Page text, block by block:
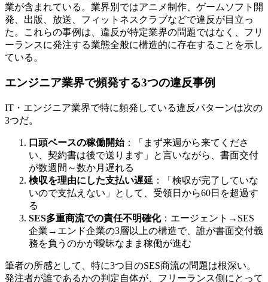
業が含まれている。業界別ではアニメ制作、ゲームソフト開
発、出版、放送、フィットネスクラブなどで違反が目立っ
た。これらの事例は、違反が特定業界の問題ではなく、フリ
ーランスに発注する業態全般に構造的に存在することを示し
ている。
エンジニア業界で頻発する3つの違反事例
IT・エンジニア業界で特に頻発している違反パターンは次の
3つだ。
口頭ベースの稼働開始：「まず来週から来てくださ
い、契約書は後で送ります」と言いながら、書面交付
が数週間～数か月遅れる
検収を理由にした支払い遅延 ：「検収が完了していな
いので支払えない」として、受領日から60日を超過す
る
SES多重商流での責任不明確化：エージェント→SES
企業→エンド企業の3層以上の構造で、誰が書面交付義
務を負うのかが曖昧なまま稼働が進む
筆者の所感として、特に3つ目のSES商流の問題は根深い。
発注者が誰であるかの判定自体が、フリーランス側にとって